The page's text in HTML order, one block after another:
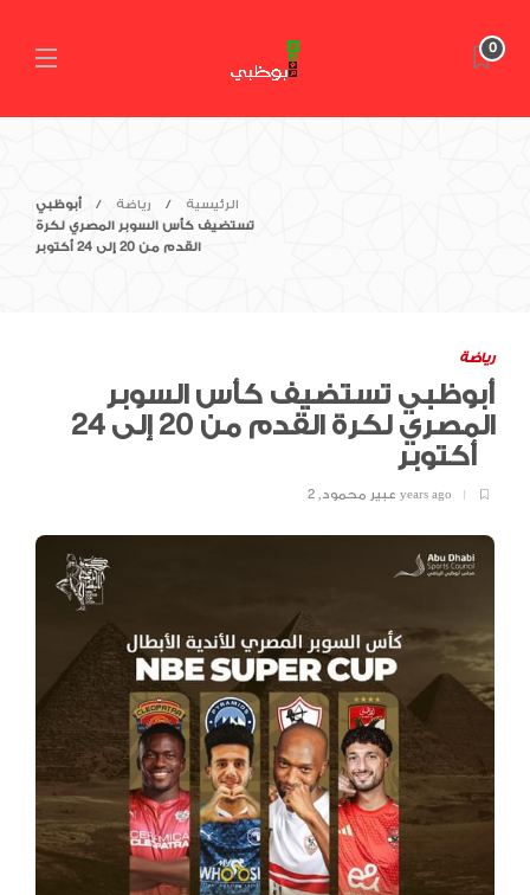
0
الرئيسية رياضة
أبوظبي
تستضيف كأس السوبر المصري لكرة
القدم من 20 إلى 24 أكتوبر
رياضة
أبوظبي تستضيف كأس السوبر
المصري لكرة القدم من 20 إلى 24
عبير محمود, 2 years ago